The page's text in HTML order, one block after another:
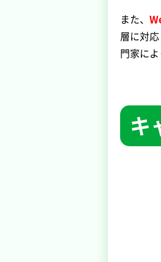
また、
層に対
門家に
キ